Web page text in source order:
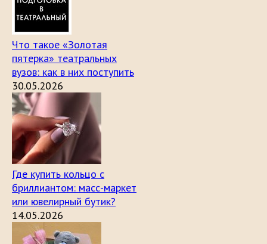
Что такое «Золотая
пятерка» театральных
вузов: как в них поступить
30.05.2026
Где купить кольцо с
бриллиантом: масс-маркет
или ювелирный бутик?
14.05.2026